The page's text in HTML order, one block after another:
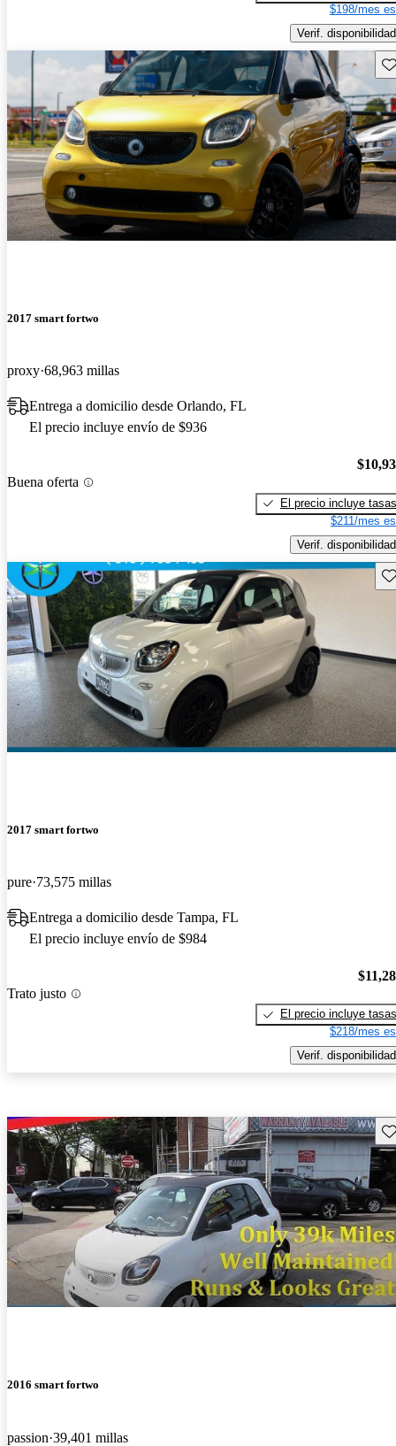
$198/mes
Verif. disponibilidad
2017 smart fortwo
proxy 68,963 millas
Entrega a domicilio desde Orlando, FL
El precio incluye envío de $936
Buena oferta
El precio incluye tasas
$211/mes
Verif. disponibilidad
2017 smart fortwo
pure 73,575 millas
Entrega a domicilio desde Tampa, FL
El precio incluye envío de $984
Trato justo
El precio incluye tasas
$218/mes
Verif. disponibilidad
2016 smart fortwo
passion 39,401 millas